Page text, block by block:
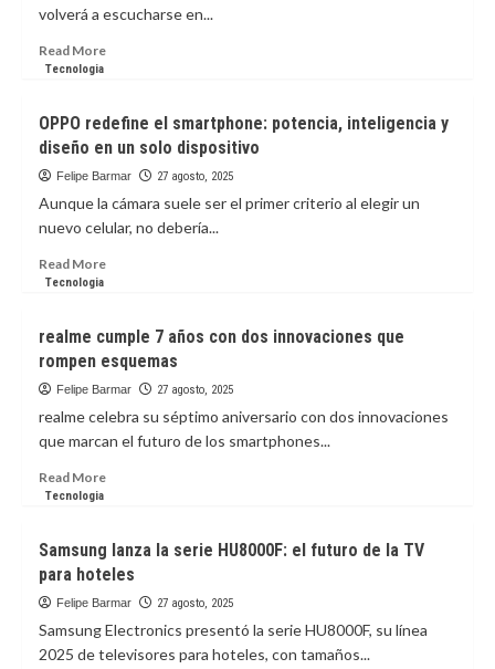
volverá a escucharse en...
Read MoreRead
Dance
2025:
el
llamado
sol
Tecnologia
OPPO redefine el smartphone: potencia, inteligencia y
diseño en un solo dispositivo
Felipe Barmar 27 agosto, 2025
Aunque la cámara suele ser el primer criterio al elegir un
nuevo celular, no debería...
Read MoreRead
redefine
el
smartphone:
potencia,
y
dispositivo
Tecnologia
realme cumple 7 años con dos innovaciones que
rompen esquemas
Felipe Barmar 27 agosto, 2025
realme celebra su séptimo aniversario con dos innovaciones
que marcan el futuro de los smartphones...
Read MoreRead
cumple
7
años
con
innovaciones
Tecnologia
Samsung lanza la serie HU8000F: el futuro de la TV
para hoteles
Felipe Barmar 27 agosto, 2025
Samsung Electronics presentó la serie HU8000F, su línea
2025 de televisores para hoteles, con tamaños...